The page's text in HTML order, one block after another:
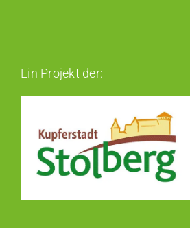
Ein Projekt der: